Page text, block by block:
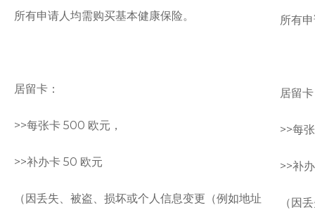
所有申请人均需购买基本健康保险。
居留卡：
>>每张卡 500 欧元，
>>补办卡 50 欧元
（因丢失、被盗、损坏或个人信息变更（例如地址
所有
居留
>>每
>>补
（因